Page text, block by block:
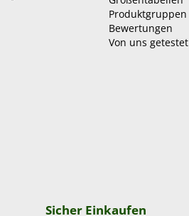
Produktgruppen
Bewertungen
Von uns getestet
Sicher Einkaufen